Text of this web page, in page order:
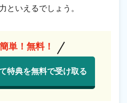
といえるでしょう。
単！無料！
特典を無料で受け取る